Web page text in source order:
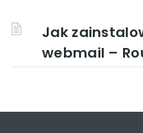
Jak
webmail –